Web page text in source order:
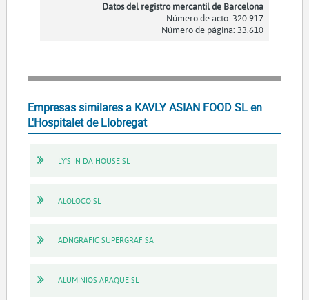
Datos del registro mercantil de Barcelona
Número de acto: 320.917
Número de página: 33.610
Empresas similares a KAVLY ASIAN FOOD SL en
L'Hospitalet de Llobregat
LY'S IN DA HOUSE SL
ALOLOCO SL
ADNGRAFIC SUPERGRAF SA
ALUMINIOS ARAQUE SL